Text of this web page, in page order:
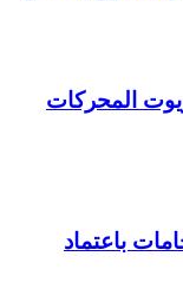
طن من زيوت المحركات
باعتماد